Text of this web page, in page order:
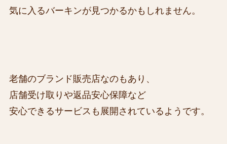
気に入るバーキンが見つかるかもしれません。
老舗のブランド販売店なのもあり、
店舗受け取りや返品安心保障など
安心できるサービスも展開されているようです。